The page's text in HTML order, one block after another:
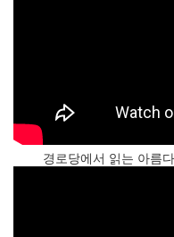
경로당에서 읽는 아름